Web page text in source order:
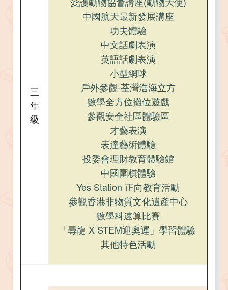
三
年
級
中國航天最新發展講座
功夫體驗
中文話劇表演
英語話劇表演
小型網球
戶外參觀-荃灣浩海立方
數學全方位攤位遊戲
參觀安全社區體驗區​​​​​​​
才藝表演​​​​​​​
表達藝術體驗​​​​​​​
​​​​​​​投委會理財教育體驗館​​​​​​​
中國圍棋​​​​​​​體驗
Yes Station 正向教育活動​​​​​​​
參觀香港非物質文化遺產中心
數學科速算比賽
「尋龍 X STEM迎奧運」學習體驗 ​​​​​​​​​​​​​​​​​​​​​
其他特色活動